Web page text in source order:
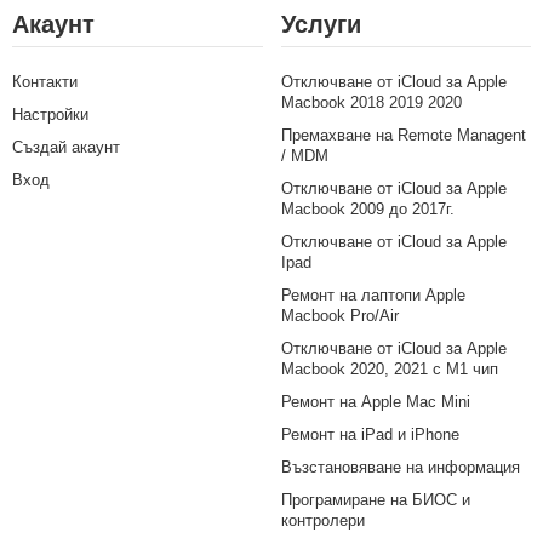
Акаунт
Контакти
Настройки
Създай акаунт
Вход
Услуги
Отключване от iCloud за Apple
Macbook 2018 2019 2020
Премахване на Remote Managent
/ MDM
Отключване от iCloud за Apple
Macbook 2009 до 2017г.
Отключване от iCloud за Apple
Ipad
Ремонт на лаптопи Apple
Macbook Pro/Air
Отключване от iCloud за Apple
Macbook 2020, 2021 с M1 чип
Ремонт на Apple Mac Mini
Ремонт на iPad и iPhone
Възстановяване на информация
Програмиране на БИОС и
контролери